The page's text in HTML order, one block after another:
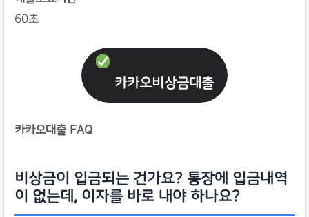
60초
카카오비상금대출
카카오대출 FAQ
비상금이 입금되는 건가요? 통장에 입금내역
이 없는데, 이자를 바로 내야 하나요?